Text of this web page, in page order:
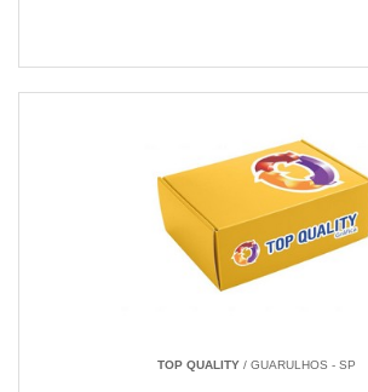
TOP QUALITY/ GUARULHOS - SP